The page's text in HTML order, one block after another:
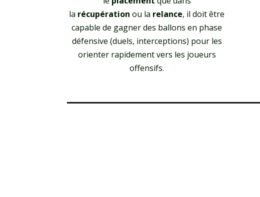
la récupérationou la relance, il doit être
capable de gagner des ballons en phase
défensive (duels, interceptions) pour les
orienter rapidement vers les joueurs
offensifs.